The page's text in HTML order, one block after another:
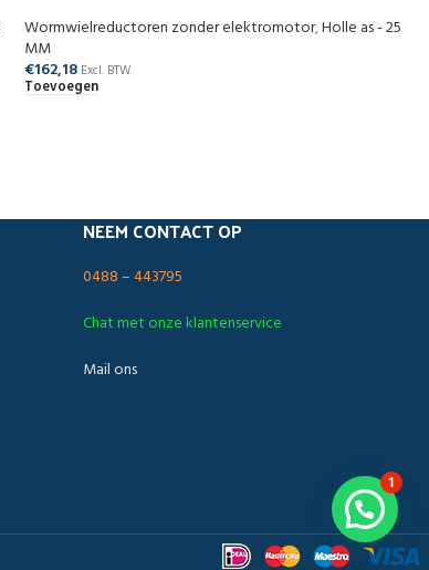
Wormwielreductoren zonder elektromotor,Holle as - 25
MM
€162,18 Excl. BTW
Toevoegen
NEEM CONTACT OP
0488 – 443795
Chat met onze klantenservice
Mail ons
1